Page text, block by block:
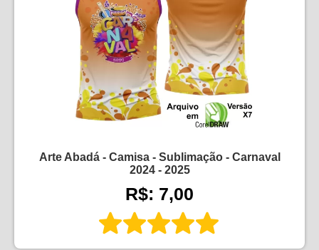
Arte Abadá - Camisa - Sublimação - Carnaval
2024 - 2025
R$: 7,00